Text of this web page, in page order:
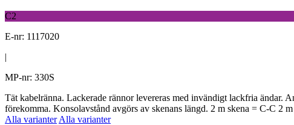
C2
E-nr: 1117020
|
MP-nr: 330S
Tät kabelränna. Lackerade rännor levereras med invändigt lackfria ändar.
förekomma. Konsolavstånd avgörs av skenans längd. 2 m skena = C-C 2
Alla varianter Alla varianter